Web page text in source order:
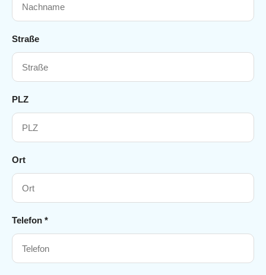
Straße
PLZ
Ort
Telefon *